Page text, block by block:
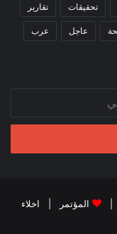
تحقيقات تقارير
عاجل عرب
المؤتمر
اخلاء